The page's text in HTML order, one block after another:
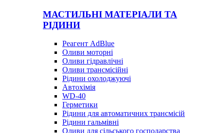
МАСТИЛЬНІ МАТЕРІАЛИ ТА
РІДИНИ
Реагент AdBlue
Оливи моторні
Оливи гідравлічні
Оливи трансмісійні
Рідини охолоджуючі
Автохімія
WD-40
Герметики
Рідини для автоматичних трансмісій
Рідини гальмівні
Оливи для сільського господарства